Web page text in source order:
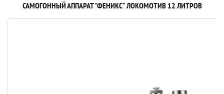
САМОГОННЫЙ АППАРАТ "ФЕНИКС" ЛОКОМОТИВ 12 ЛИТРОВ